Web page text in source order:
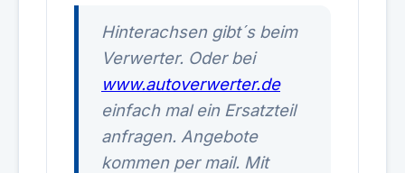
Hinterachsen gibt´s beim
Verwerter. Oder bei
www.autoverwerter.de
einfach mal ein Ersatzteil
anfragen. Angebote
kommen per mail. Mit